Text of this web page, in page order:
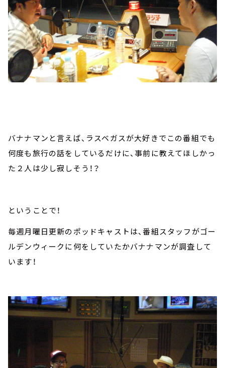
バナナマンと言えば、ラスベガスが大好きでこの番組でも
何度も旅行の話をしているだけに、事前に教えてほしかっ
た２人は少し寂しそう！？
ということで！
毎週月曜日更新のポッドキャストは、番組スタッフがゴー
ルデンウィークに何をしていたかバナナマンが調査して
います！